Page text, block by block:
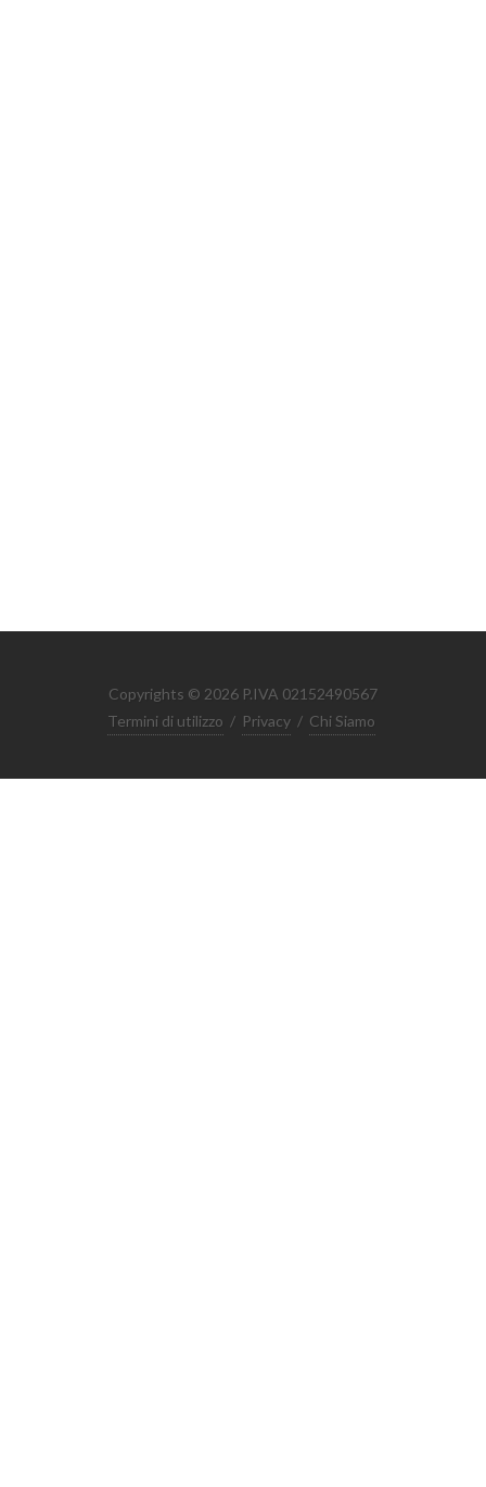
Copyrights © 2026 P.IVA 02152490567
Termini di utilizzo / Privacy / Chi Siamo